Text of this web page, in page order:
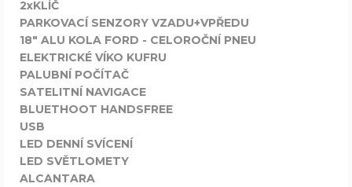
2xKLÍČ
PARKOVACÍ SENZORY VZADU+VPŘEDU
18" ALU KOLA FORD - CELOROČNÍ PNEU
ELEKTRICKÉ VÍKO KUFRU
PALUBNÍ POČÍTAČ
SATELITNÍ NAVIGACE
BLUETHOOT HANDSFREE
USB
LED DENNÍ SVÍCENÍ
LED SVĚTLOMETY
ALCANTARA